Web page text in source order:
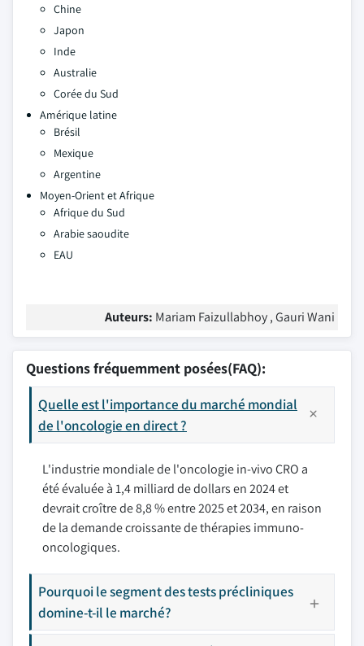
Chine
Japon
Inde
Australie
Corée du Sud
Amérique latine
Brésil
Mexique
Argentine
Moyen-Orient et Afrique
Afrique du Sud
Arabie saoudite
EAU
Auteurs: Mariam Faizullabhoy , Gauri Wani
Questions fréquemment posées(FAQ):
Quelle est l'importance du marché mondial
de l'oncologie en direct ?
L'industrie mondiale de l'oncologie in-vivo CRO a
été évaluée à 1,4 milliard de dollars en 2024 et
devrait croître de 8,8 % entre 2025 et 2034, en raison
de la demande croissante de thérapies immuno-
oncologiques.
Pourquoi le segment des tests précliniques
domine-t-il le marché?